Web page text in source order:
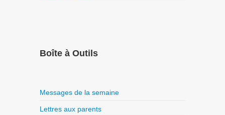
Boîte à Outils
Messages de la semaine
Lettres aux parents